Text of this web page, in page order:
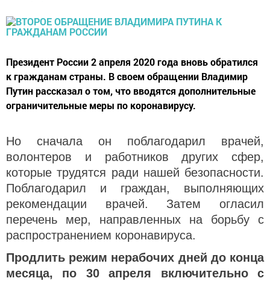
Президент России 2 апреля 2020 года вновь обратился
к гражданам страны. В своем обращении Владимир
Путин рассказал о том, что вводятся дополнительные
ограничительные меры по коронавирусу.
Но сначала он поблагодарил врачей,
волонтеров и работников других сфер,
которые трудятся ради нашей безопасности.
Поблагодарил и граждан, выполняющих
рекомендации врачей. Затем огласил
перечень мер, направленных на борьбу с
распространением коронавируса.
Продлить режим нерабочих дней до конца
месяца, по 30 апреля включительно
с